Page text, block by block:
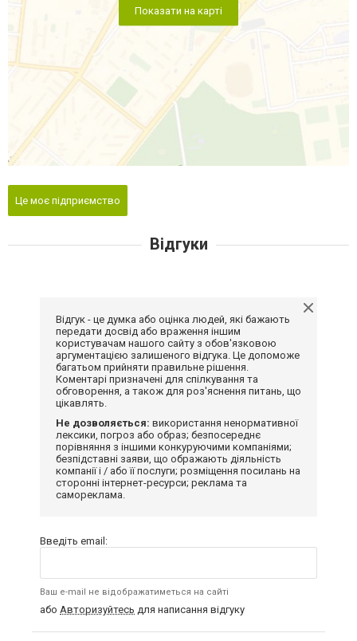
Показати на карті
Це моє підприємство
Відгуки
Відгук - це думка або оцінка людей, які бажають
передати досвід або враження іншим
користувачам нашого сайту з обов'язковою
аргументацією залишеного відгука. Це допоможе
багатьом прийняти правильне рішення.
Коментарі призначені для спілкування та
обговорення, а також для роз'яснення питань, що
цікавлять.
Не дозволяється: використання ненормативної
лексики, погроз або образ; безпосереднє
порівняння з іншими конкуруючими компаніями;
безпідставні заяви, що ображають діяльність
компанії і / або її послуги; розміщення посилань на
сторонні інтернет-ресурси; реклама та
самореклама.
Введіть email:
Ваш e-mail не відображатиметься на сайті
або Авторизуйтесь для написання відгуку